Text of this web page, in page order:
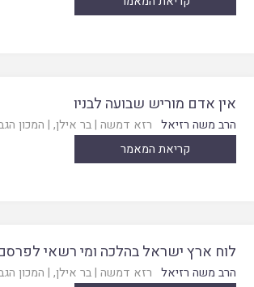
אין אדם מוריש שבועה לבניו
הרב משה רזיאל רזא דמשה |בר אילן, | המכון
קריאת המאמר
לוח ארץ ישראל בהלכה ומי רשאי
הרב משה רזיאל רזא דמשה |בר אילן, | המכון